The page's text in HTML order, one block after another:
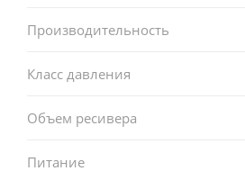
Производительность
Класс давления
Объем ресивера
Питание